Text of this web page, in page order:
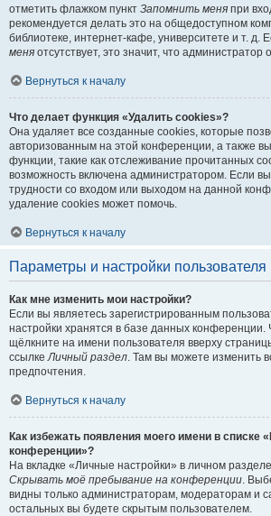
отметить флажком пункт Запомнить меня при
рекомендуется делать это на общедоступном
библиотеке, интернет-кафе, университете и т. д.
меня отсутствует, это значит, что
Вернуться к началу
Что делает функция «Удалить cookies»?
Она удаляет все созданные cookies, которые
авторизованным на этой конференции, а также
функции, такие как отслеживание прочитанных
возможность включена администратором. Если
трудности со входом или выходом на данной
удаление cookies может помочь.
Вернуться к началу
Параметры и настройки пользователя
Как мне изменить мои настройки?
Если вы являетесь зарегистрированным
настройки хранятся в базе данных конференции.
щёлкните на имени пользователя вверху
ссылкеЛичный раздел. Там вы можете изменить
предпочтения.
Вернуться к началу
Как избежать появления моего имени в списке
конференции»?
На вкладке «Личные настройки» в личном
Скрывать моё пребывание на конференции.
видны только администраторам, модераторам и
остальных вы будете скрытым пользователем.